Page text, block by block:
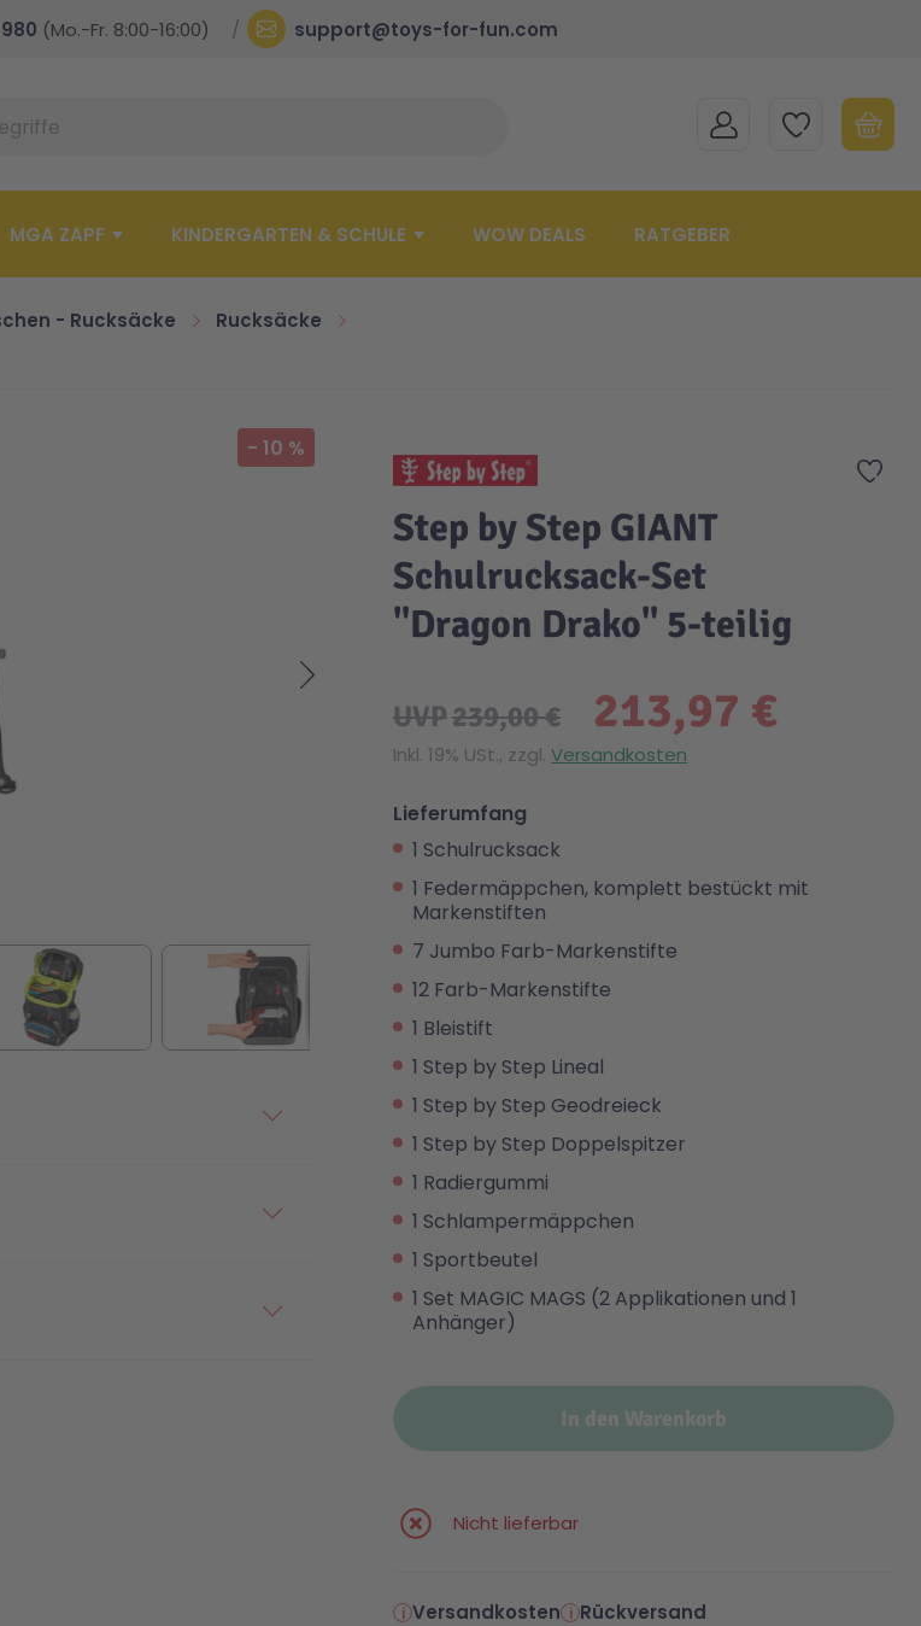
(Mo.-Fr. 8:00-16:00) support@toys-for-fun.com
MEIN KONTOMEINE WUNSCHLISTE
MGA ZAPF KINDERGARTEN & SCHULE WOW DEALS RATGEBER
- Rucksäcke
Rucksäcke
- 10 %
Zur
Step by Step GIANT
Schulrucksack-Set
"Dragon Drako" 5-teilig
213,97 €
UVP239,00 €
Inkl. 19% USt., zzgl. Versandkosten
Lieferumfang
1 Schulrucksack
1 Federmäppchen, komplett bestückt mit
Markenstiften
7 Jumbo Farb-Markenstifte
12 Farb-Markenstifte
1 Bleistift
1 Step by Step Lineal
1 Step by Step Geodreieck
1 Step by Step Doppelspitzer
1 Radiergummi
1 Schlampermäppchen
1 Sportbeutel
1 Set MAGIC MAGS (2 Applikationen und 1
Anhänger)
In den Warenkorb
Nicht lieferbar
Versandkosten
Rückversand